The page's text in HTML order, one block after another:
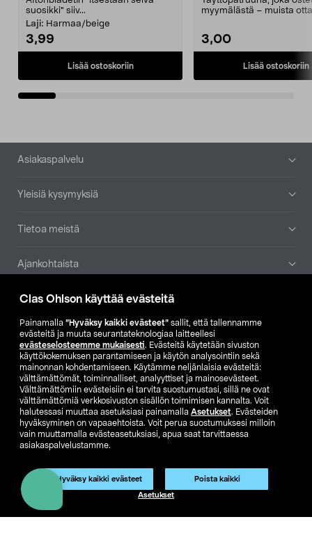
Clas Ohlson käyttää evästeitä
Painamalla ”Hyväksy kaikki evästeet” sallit, että tallennamme
evästeitä ja muuta seurantateknologiaa laitteellesi
evästeselosteemme mukaisesti. Evästeitä käytetään sivuston
käyttökokemuksen parantamiseen ja käytön analysointiin sekä
mainonnan kohdentamiseen. Käytämme neljänlaisia evästeitä:
välttämättömät, toiminnalliset, analyyttiset ja mainosevästeet.
Välttämättömiin evästeisiin ei tarvita suostumustasi, sillä ne ovat
välttämättömiä verkkosivuston sisällön toimimisen kannalta. Voit
halutessasi muuttaa asetuksiasi painamalla Asetukset. Evästeiden
hyväksyminen on vapaaehtoista. Voit perua suostumuksesi milloin
vain muuttamalla evästeasetuksiasi, apua saat tarvittaessa
asiakaspalvelustamme.
Hyväksy kaikki evästeet Poista kaikki
Asetukset
suosikki" siiv...
Laji: Harmaa/beige
3,99
Lisää ostoskoriin
myymälästä – muista
3,00
Lisää ostoskoriin
Alatunniste
Asiakaspalvelu
Yleisiä kysymyksiä
Tietoa meistä
Ajankohtaista
Muut yrityksemme
Etsi myymälä
SE NO FI
FI SV
Club Clas Ostoehdot
Tietosuojaseloste
Näytä hinnat ilman ALV:a